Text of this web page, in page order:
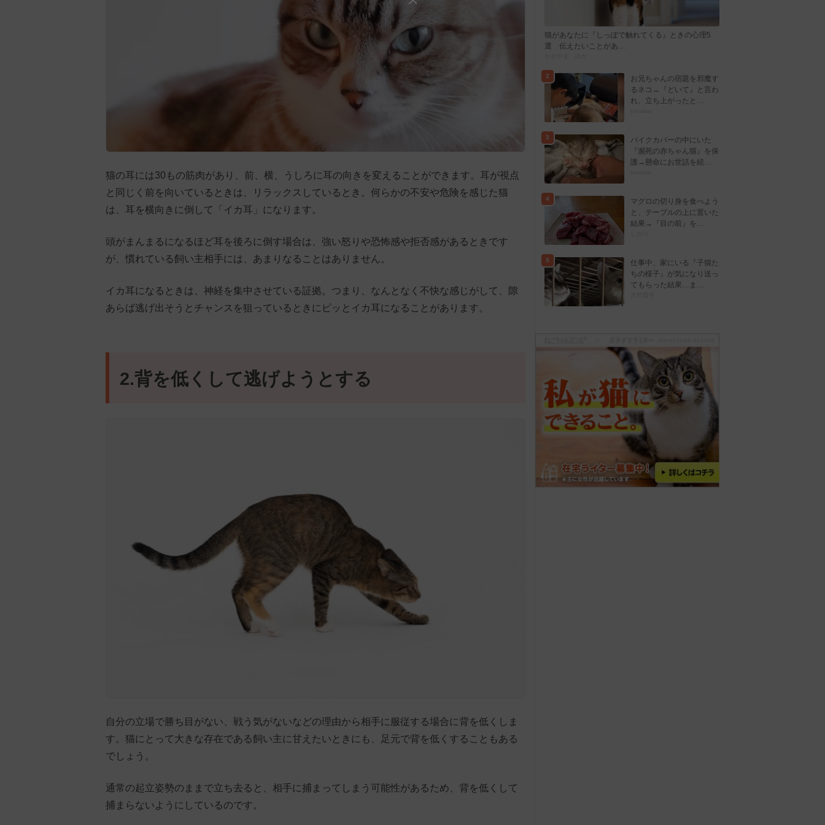
猫の耳には30もの筋肉があり、前、横、うしろに耳の向きを変えることができます。耳が視点
と同じく前を向いているときは、リラックスしているとき。何らかの不安や危険を感じた猫
は、耳を横向きに倒して「イカ耳」になります。
頭がまんまるになるほど耳を後ろに倒す場合は、強い怒りや恐怖感や拒否感があるときです
が、慣れている飼い主相手には、あまりなることはありません。
イカ耳になるときは、神経を集中させている証拠。つまり、なんとなく不快な感じがして、隙
あらば逃げ出そうとチャンスを狙っているときにピッとイカ耳になることがあります。
2.背を低くして逃げようとする
自分の立場で勝ち目がない、戦う気がないなどの理由から相手に服従する場合に背を低くしま
す。猫にとって大きな存在である飼い主に甘えたいときにも、足元で背を低くすることもある
でしょう。
通常の起立姿勢のままで立ち去ると、相手に捕まってしまう可能性があるため、背を低くして
捕まらないようにしているのです。
猫があなたに『しっぽで触れてくる』ときの心理5
選 伝えたいことがあ…
2
お兄ちゃんの宿題を邪魔す
るネコ→『どいて』と言わ
れ、立ち上がったと…
3
バイクカバーの中にいた
『瀕死の赤ちゃん猫』を保
護→懸命にお世話を続…
4
マグロの切り身を食べよう
と、テーブルの上に置いた
結果→『目の前』を…
5
仕事中、家にいる『子猫た
ちの様子』が気になり送っ
てもらった結果…ま…